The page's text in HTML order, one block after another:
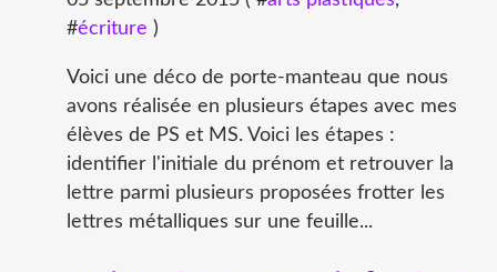
#écriture )
Voici une déco de porte-manteau que nous
avons réalisée en plusieurs étapes avec mes
élèves de PS et MS. Voici les étapes :
identifier l'initiale du prénom et retrouver la
lettre parmi plusieurs proposées frotter les
lettres métalliques sur une feuille...